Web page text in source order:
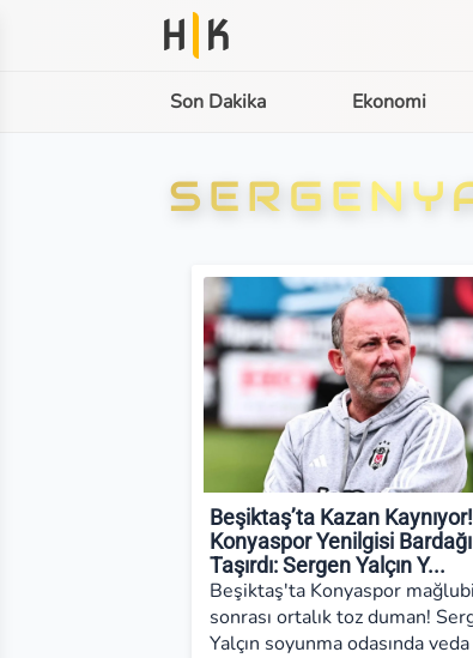
H K
Son Dakika Ekonomi
Beşiktaş’ta Kazan Kaynıyor!
Konyaspor Yenilgisi Bardağı
Taşırdı: Sergen Yalçın Y...
Beşiktaş'ta Konyaspor
sonrası ortalık toz duman!
Yalçın soyunma odasında veda